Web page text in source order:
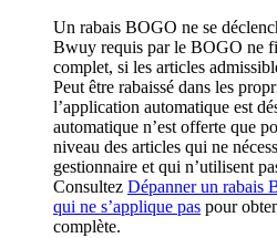
Un rabais BOGO ne se
Bwuy requis par le BOGO ne
complet, si les articles
Peut être rabaissé dans les
l’application automatique est
automatique n’est offerte que
niveau des articles qui ne
gestionnaire et qui n’utilisent
Consultez Dépanner un rabais
qui ne s’applique pas pour
complète.